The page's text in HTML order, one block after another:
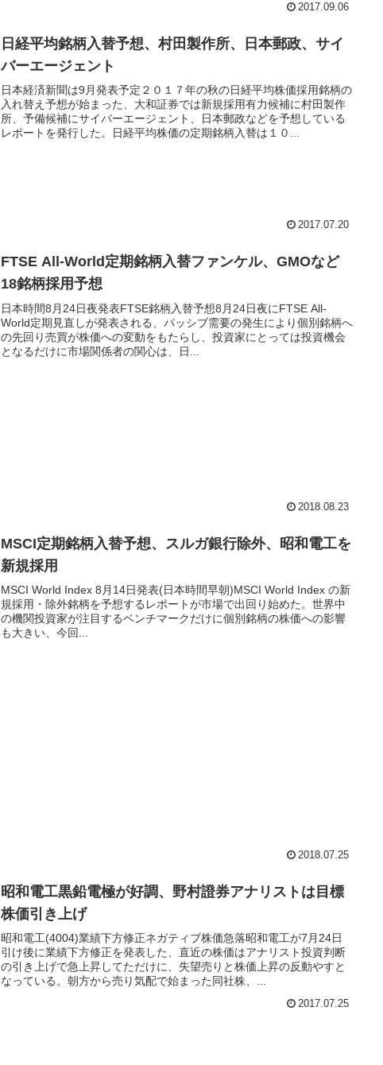
2017.09.06
日経平均銘柄入替予想、村田製作所、日本郵政、サイ
バーエージェント
日本経済新聞は9月発表予定２０１７年の秋の日経平均株価採用銘柄の
入れ替え予想が始まった、大和証券では新規採用有力候補に村田製作
所、予備候補にサイバーエージェント、日本郵政などを予想している
レポートを発行した。日経平均株価の定期銘柄入替は１０...
2017.07.20
FTSE All-World定期銘柄入替ファンケル、GMOなど
18銘柄採用予想
日本時間8月24日夜発表FTSE銘柄入替予想8月24日夜にFTSE All-
World定期見直しが発表される、パッシブ需要の発生により個別銘柄へ
の先回り売買が株価への変動をもたらし、投資家にとっては投資機会
となるだけに市場関係者の関心は、日...
2018.08.23
MSCI定期銘柄入替予想、スルガ銀行除外、昭和電工を
新規採用
MSCI World Index 8月14日発表(日本時間早朝)MSCI World Index の新
規採用・除外銘柄を予想するレポートが市場で出回り始めた。世界中
の機関投資家が注目するベンチマークだけに個別銘柄の株価への影響
も大きい、今回...
2018.07.25
昭和電工黒鉛電極が好調、野村證券アナリストは目標
株価引き上げ
昭和電工(4004)業績下方修正ネガティブ株価急落昭和電工が7月24日
引け後に業績下方修正を発表した、直近の株価はアナリスト投資判断
の引き上げで急上昇してただけに、失望売りと株価上昇の反動やすと
なっている。朝方から売り気配で始まった同社株、...
2017.07.25